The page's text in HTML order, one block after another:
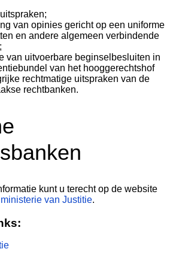
van opinies gericht op een uniforme
en andere algemeen verbindende
van uitvoerbare beginselbesluiten in
van het hooggerechtshof
rechtmatige uitspraken van de
rechtbanken.
kunt u terecht op de website
van Justitie.